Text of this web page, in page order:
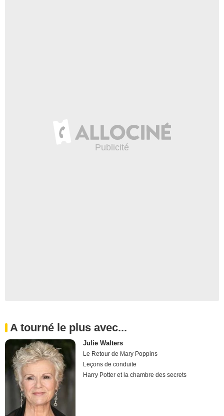
A tourné le plus avec...
Julie Walters
Le Retour de Mary Poppins
Leçons de conduite
Harry Potter et la chambre des secrets